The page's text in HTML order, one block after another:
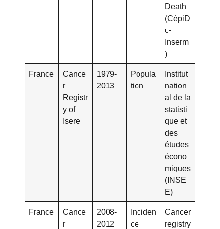
Death
(CépiD
c-
Inserm
)
France
Cance
r
Registr
y of
Isere
1979-
2013
Popula
tion
Institut
nation
al de la
statisti
que et
des
études
écono
miques
(INSE
E)
France
Cance
r
2008-
2012
Inciden
ce
Cancer
registry